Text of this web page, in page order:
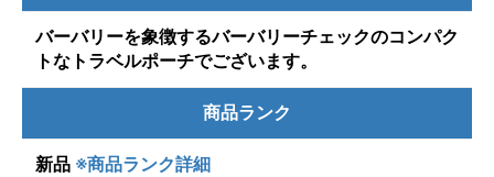
バーバリーを象徴するバーバリーチェックのコンパク
トなトラベルポーチでございます。
商品ランク
新品 ※商品ランク詳細